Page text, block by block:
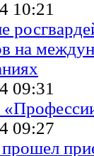
10:21
на
09:31
09:27